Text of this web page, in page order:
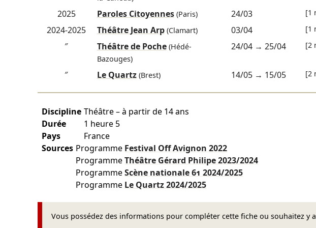
2025 Paroles Citoyennes(Paris) 24/03 [1
2024-2025
Théâtre Jean Arp(Clamart) 03/04 [1
″ Théâtre de Poche(Hédé-
Bazouges)
24/04→ 25/04 [2
″ Le Quartz(Brest) 14/05→ 15/05 [2
Discipline Théâtre – à partir de 14 ans
Durée
1 heure 5
Pays
France
Sources Programme Festival Off Avignon2022
ProgrammeThéâtre Gérard Philipe2023/2024
ProgrammeScène nationale 612024/2025
Programme Le Quartz2024/2025
Vous possédez des informations pour compléter cette fiche ou souhaitez y